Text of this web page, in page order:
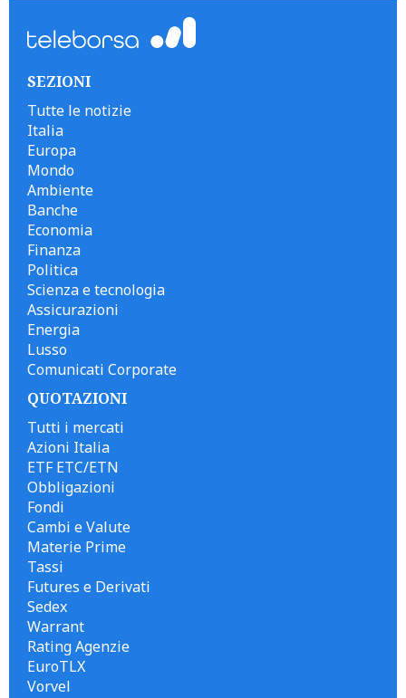
SEZIONI
Tutte le notizie
Italia
Europa
Mondo
Ambiente
Banche
Economia
Finanza
Politica
Scienza e tecnologia
Assicurazioni
Energia
Lusso
Comunicati Corporate
QUOTAZIONI
Tutti i mercati
Azioni Italia
ETF ETC/ETN
Obbligazioni
Fondi
Cambi e Valute
Materie Prime
Tassi
Futures e Derivati
Sedex
Warrant
Rating Agenzie
EuroTLX
Vorvel